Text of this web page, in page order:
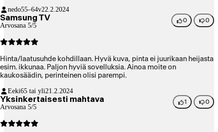
nedo55–64v22.2.2024
Samsung TV
Arvosana 5/5
0 0
Hinta/laatusuhde kohdillaan. Hyvä kuva, pinta ei juurikaan heijasta
esim. ikkunaa. Paljon hyviä sovelluksia. Ainoa moite on
kaukosäädin, perinteinen olisi parempi.
Eeki65 tai yli21.2.2024
Yksinkertaisesti mahtava
Arvosana 5/5
1 0